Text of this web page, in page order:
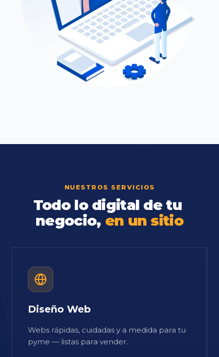
NUESTROS SERVICIOS
Todo lo digital de tu
negocio, en un sitio
Diseño Web
Webs rápidas, cuidadas y a medida para tu
pyme — listas para vender.